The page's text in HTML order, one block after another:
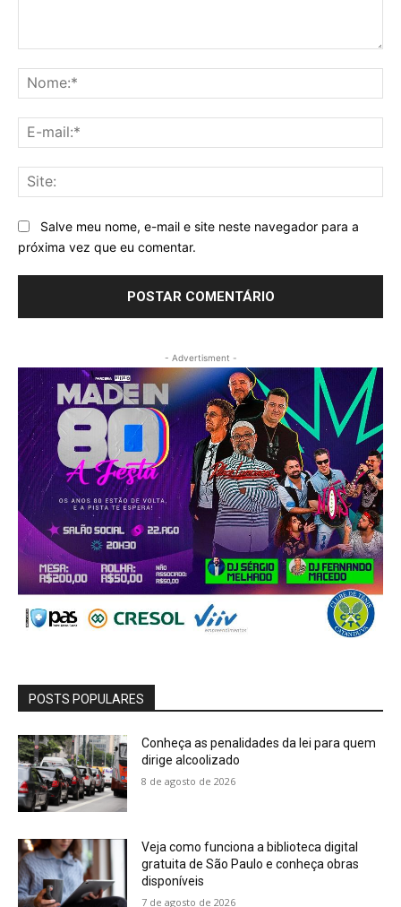
Salve meu nome, e-mail e site neste navegador para a
próxima vez que eu comentar.
- Advertisment -
POSTS POPULARES
Conheça as penalidades da lei para quem
dirige alcoolizado
8 de agosto de 2026
Veja como funciona a biblioteca digital
gratuita de São Paulo e conheça obras
disponíveis
7 de agosto de 2026